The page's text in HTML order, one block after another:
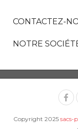
CONTACTEZ-
NOTRE
Copyright 2025 sacs-